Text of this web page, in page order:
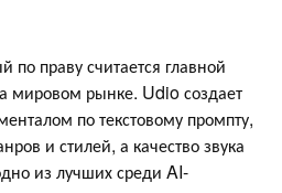
по праву считается главной
мировом рынке. Udio создает
по текстовому промпту,
и стилей, а качество звука
из лучших среди AI-